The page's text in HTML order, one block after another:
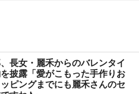
長女・麗禾からのバレンタイ
披露「愛がこもった手作りお
ピングまでにも麗禾さんのセ